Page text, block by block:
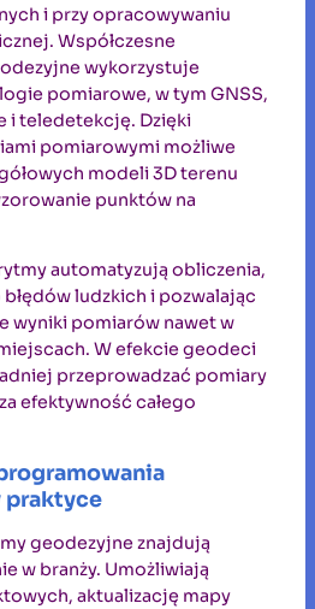
i przy opracowywaniu
Współczesne
wykorzystuje
pomiarowe, w tym GNSS,
i teledetekcję. Dzięki
pomiarowymi możliwe
modeli 3D terenu
punktów na
automatyzują obliczenia,
ludzkich i pozwalając
wyniki pomiarów nawet w
W efekcie geodeci
przeprowadzać pomiary
efektywność całego
praktyce
geodezyjne znajdują
w branży. Umożliwiają
aktualizację mapy